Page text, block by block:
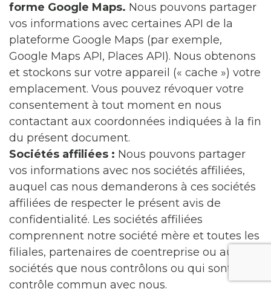
forme Google Maps. Nous pouvons partager
vos informations avec certaines API de la
plateforme Google Maps (par exemple,
Google Maps API, Places API). Nous obtenons
et stockons sur votre appareil (« cache ») votre
emplacement. Vous pouvez révoquer votre
consentement à tout moment en nous
contactant aux coordonnées indiquées à la fin
du présent document.
Sociétés affiliées : Nous pouvons partager
vos informations avec nos sociétés affiliées,
auquel cas nous demanderons à ces sociétés
affiliées de respecter le présent avis de
confidentialité. Les sociétés affiliées
comprennent notre société mère et toutes les
filiales, partenaires de coentreprise ou autres
sociétés que nous contrôlons ou qui sont sous
contrôle commun avec nous.